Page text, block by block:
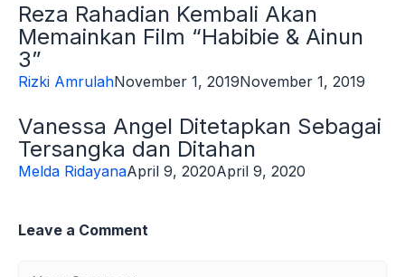
Reza Rahadian Kembali Akan
Memainkan Film “Habibie & Ainun
3”
Rizki AmrulahNovember 1, 2019November 1, 2019
Vanessa Angel Ditetapkan Sebagai
Tersangka dan Ditahan
Melda RidayanaApril 9, 2020April 9, 2020
Leave a Comment